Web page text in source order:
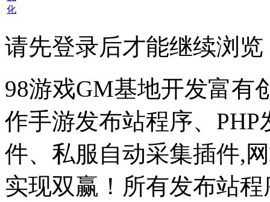
请先登录后才能继续浏览
98游戏GM基地开发富有
作手游发布站程序、
件、私服自动采集插件,
实现双赢！所有发布站